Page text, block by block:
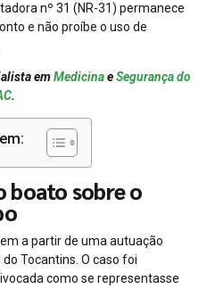
nº 31 (NR-31) permanece
e não proíbe o uso de
emMedicinaeSegurança do
.
boato sobre o
a partir de uma autuação
Tocantins. O caso foi
como se representasse